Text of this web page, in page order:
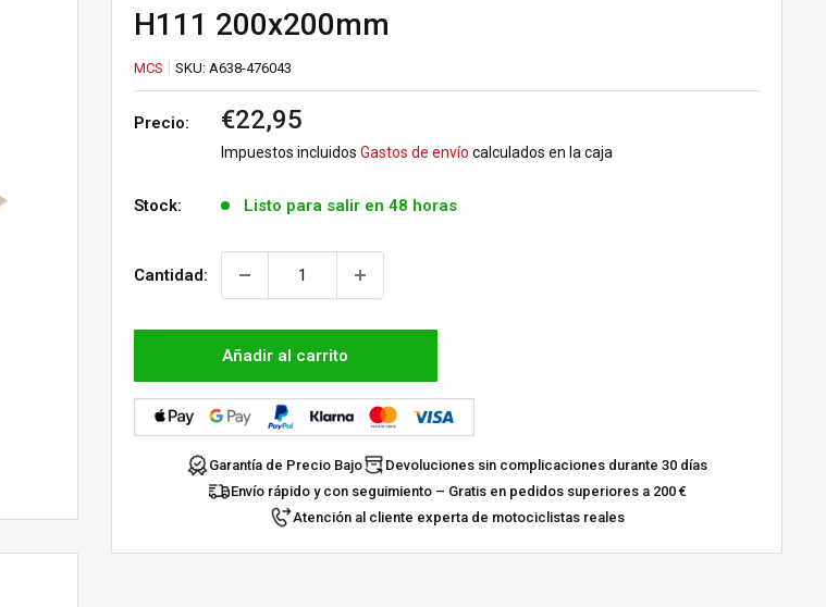
H111 200x200mm
MCS SKU: A638-476043
Precio:
Precio
de
venta
€22,95
Impuestos incluidos Gastos de envío calculados en la caja
Stock: Listo para salir en 48 horas
Cantidad:
Añadir al carrito
Garantía de Precio Bajo
Devoluciones sin complicaciones durante 30 días
Envío rápido y con seguimiento – Gratis en pedidos superiores a 200 €
Atención al cliente experta de motociclistas reales